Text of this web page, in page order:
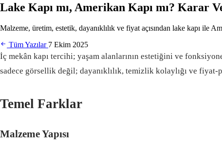
Lake Kapı mı, Amerikan Kapı mı? Karar
Malzeme, üretim, estetik, dayanıklılık ve fiyat açısından lake kapı ile
Tüm Yazılar 7 Ekim 2025
İç mekân kapı tercihi; yaşam alanlarının estetiğini ve
sadece görsellik değil; dayanıklılık, temizlik kolaylığı ve fiyat-
Temel Farklar
Malzeme Yapısı